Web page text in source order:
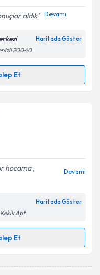
aldık Devamı
Haritada Göster
20040
Et
takvimi talebi
almanız için bir
ile bilgilendireceğiz.
ilişkin
Aydınlatma
verilerimin belirtilen
ediyorum.
hocama ,
Devamı
Haritada Göster
Kekik Apt.
Et